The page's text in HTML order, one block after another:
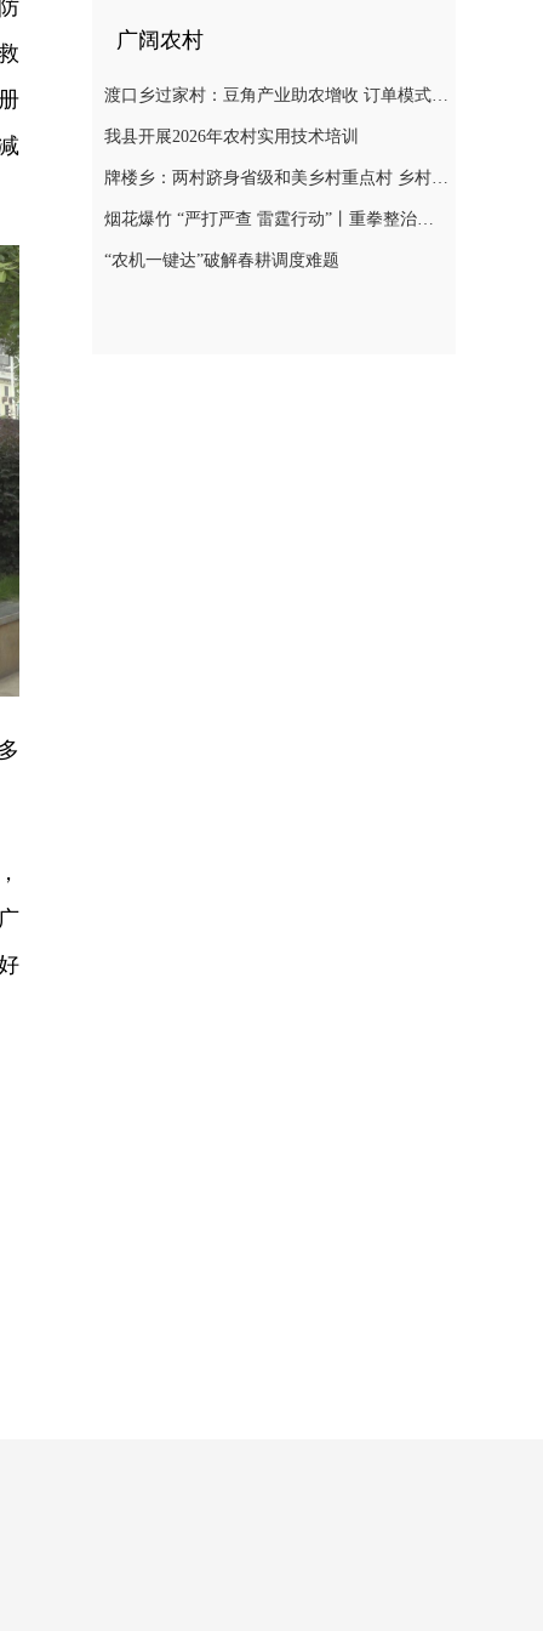
广阔农村
渡口乡过家村：豆角产业助农增收 订单模式铺就致富路
我县开展2026年农村实用技术培训
牌楼乡：两村跻身省级和美乡村重点村 乡村振兴迎来“加速跑”
烟花爆竹 “严打严查 雷霆行动”丨重拳整治非法储存烟花爆竹 筑牢辖区安全防线
“农机一键达”破解春耕调度难题